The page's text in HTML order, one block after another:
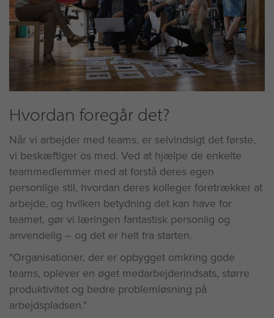
Hvordan foregår det?
Når vi arbejder med teams, er selvindsigt det første,
vi beskæftiger os med. Ved at hjælpe de enkelte
teammedlemmer med at forstå deres egen
personlige stil, hvordan deres kolleger foretrækker at
arbejde, og hvilken betydning det kan have for
teamet, gør vi læringen fantastisk personlig og
anvendelig – og det er helt fra starten.
"Organisationer, der er opbygget omkring gode
teams, oplever en øget medarbejderindsats, større
produktivitet og bedre problemløsning på
arbejdspladsen."